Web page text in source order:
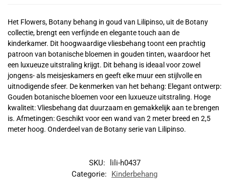
Het Flowers, Botany behang in goud van Lilipinso, uit de Botany
collectie, brengt een verfijnde en elegante touch aan de
kinderkamer. Dit hoogwaardige vliesbehang toont een prachtig
patroon van botanische bloemen in gouden tinten, waardoor het
een luxueuze uitstraling krijgt. Dit behang is ideaal voor zowel
jongens- als meisjeskamers en geeft elke muur een stijlvolle en
uitnodigende sfeer. De kenmerken van het behang: Elegant ontwerp:
Gouden botanische bloemen voor een luxueuze uitstraling. Hoge
kwaliteit: Vliesbehang dat duurzaam en gemakkelijk aan te brengen
is. Afmetingen: Geschikt voor een wand van 2 meter breed en 2,5
meter hoog. Onderdeel van de Botany serie van Lilipinso.
SKU:
lili-h0437
Categorie:
Kinderbehang